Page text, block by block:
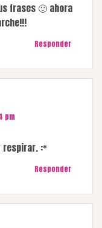
frases 🙂 ahora
Responder
pm
respirar. :*
Responder